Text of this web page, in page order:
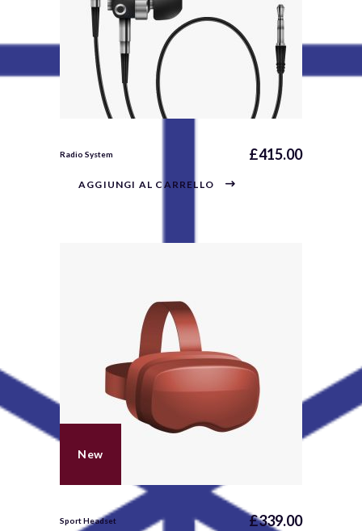
Radio System £415.00
AGGIUNGI AL CARRELLO
New
Sport Headset £339.00